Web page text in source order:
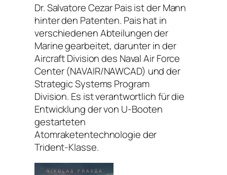
Dr. Salvatore Cezar Pais ist der Mann
hinter den Patenten. Pais hat in
verschiedenen Abteilungen der
Marine gearbeitet, darunter in der
Aircraft Division des Naval Air Force
Center (NAVAIR/NAWCAD) und der
Strategic Systems Program
Division. Es ist verantwortlich für die
Entwicklung der von U-Booten
gestarteten
Atomraketentechnologie der
Trident-Klasse.